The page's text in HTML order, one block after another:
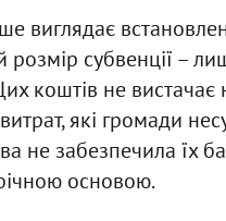
виглядає
розмір субвенції –
коштів не вистачає
які громади
не забезпечила їх
основою.